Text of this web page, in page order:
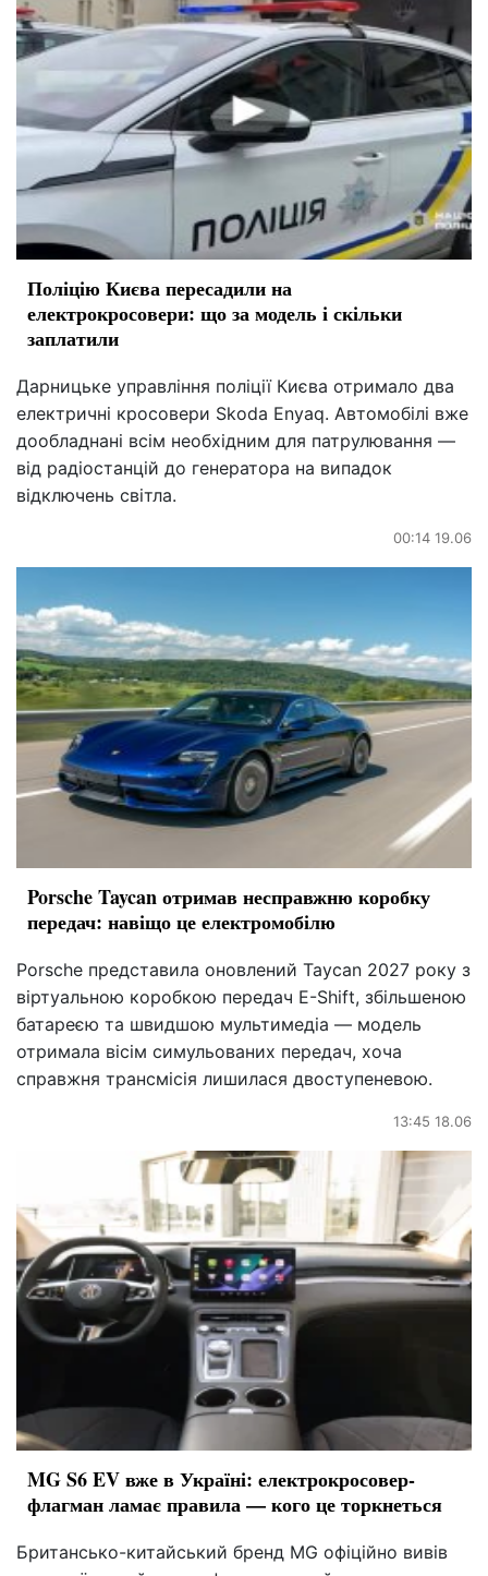
Поліцію Києва пересадили на
електрокросовери: що за модель і скільки
заплатили
Дарницьке управління поліції Києва отримало два
електричні кросовери Skoda Enyaq. Автомобілі вже
дообладнані всім необхідним для патрулювання —
від радіостанцій до генератора на випадок
відключень світла.
00:14 19.06
Porsche Taycan отримав несправжню коробку
передач: навіщо це електромобілю
Porsche представила оновлений Taycan 2027 року з
віртуальною коробкою передач E-Shift, збільшеною
батареєю та швидшою мультимедіа — модель
отримала вісім симульованих передач, хоча
справжня трансмісія лишилася двоступеневою.
13:45 18.06
MG S6 EV вже в Україні: електрокросовер-
флагман ламає правила — кого це торкнеться
Британсько-китайський бренд MG офіційно вивів